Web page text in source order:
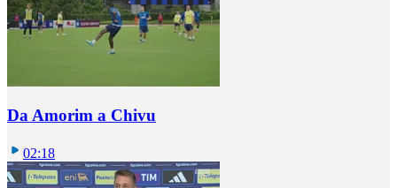
Da Amorim a Chivu
02:18